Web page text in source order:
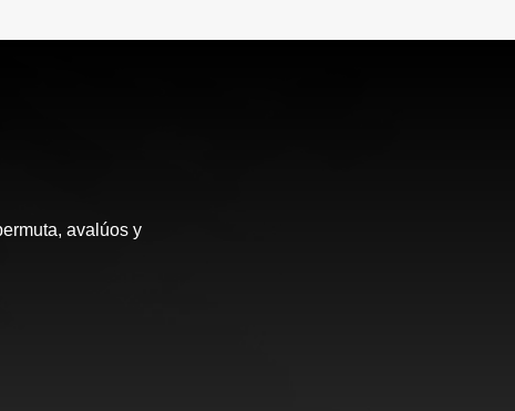
avalúos y